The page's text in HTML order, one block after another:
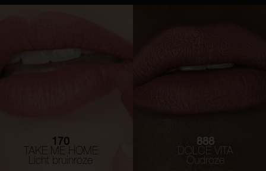
170
TAKE ME HOME
Licht bruinroze
888
DOLCE VITA
Oudroze